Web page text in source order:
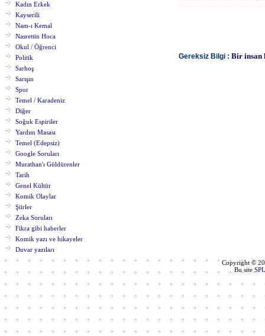
Kadın Erkek
Kayserili
Nam-ı Kemal
Nasrettin Hoca
Okul / Öğrenci
Politik
Sarhoş
Sarışın
Spor
Temel / Karadeniz
Diğer
Soğuk Espiriler
Yardım Masası
Temel (Edepsiz)
Google Soruları
Murathan'ı Güldürenler
Tarih
Genel Kültür
Komik Olaylar
Şiirler
Zeka Soruları
Fikra gibi haberler
Komik yazı ve hikayeler
Duvar yazıları
Gereksiz Bilgi : Bir insan
Copyright ©
Bu siteSPL